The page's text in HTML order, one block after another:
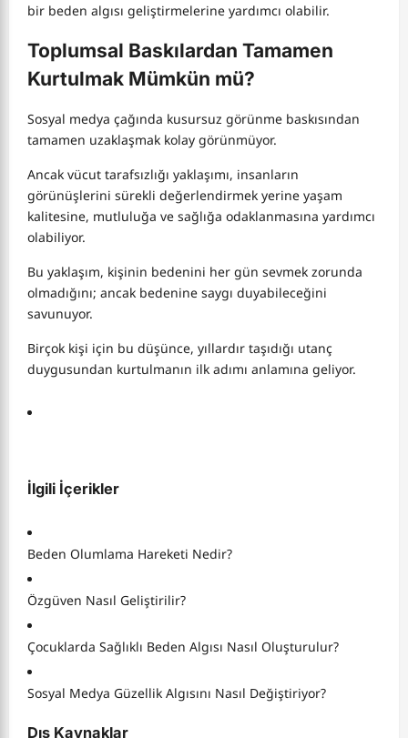
bir beden algısı geliştirmelerine yardımcı olabilir.
Toplumsal Baskılardan Tamamen
Kurtulmak Mümkün mü?
Sosyal medya çağında kusursuz görünme baskısından
tamamen uzaklaşmak kolay görünmüyor.
Ancak vücut tarafsızlığı yaklaşımı, insanların
görünüşlerini sürekli değerlendirmek yerine yaşam
kalitesine, mutluluğa ve sağlığa odaklanmasına yardımcı
olabiliyor.
Bu yaklaşım, kişinin bedenini her gün sevmek zorunda
olmadığını; ancak bedenine saygı duyabileceğini
savunuyor.
Birçok kişi için bu düşünce, yıllardır taşıdığı utanç
duygusundan kurtulmanın ilk adımı anlamına geliyor.
İlgili İçerikler
Beden Olumlama Hareketi Nedir?
Özgüven Nasıl Geliştirilir?
Çocuklarda Sağlıklı Beden Algısı Nasıl Oluşturulur?
Sosyal Medya Güzellik Algısını Nasıl Değiştiriyor?
Dış Kaynaklar